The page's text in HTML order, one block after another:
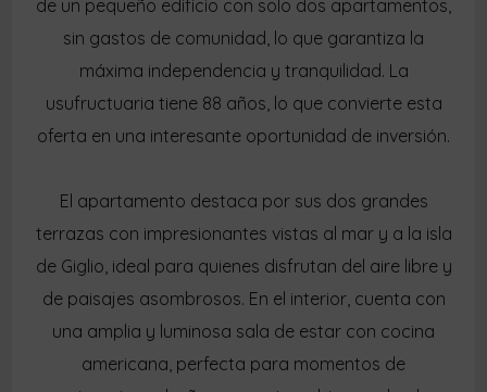
de un pequeño edificio con solo dos apartamentos,
sin gastos de comunidad, lo que garantiza la
máxima independencia y tranquilidad. La
usufructuaria tiene 88 años, lo que convierte esta
oferta en una interesante oportunidad de inversión.
El apartamento destaca por sus dos grandes
terrazas con impresionantes vistas al mar y a la isla
de Giglio, ideal para quienes disfrutan del aire libre y
de paisajes asombrosos. En el interior, cuenta con
una amplia y luminosa sala de estar con cocina
americana, perfecta para momentos de